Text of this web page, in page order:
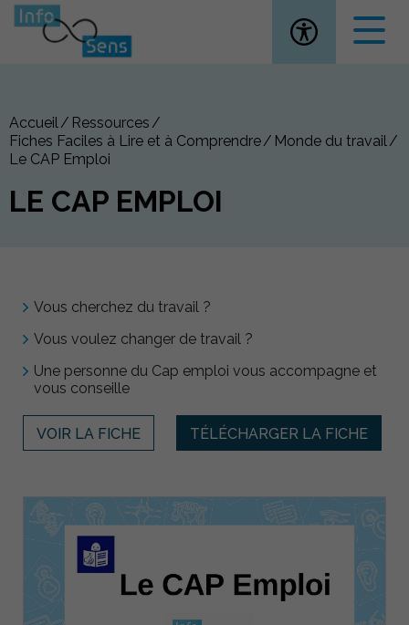
Ouvrir la
Accueil
Ressources
Fiches Faciles à Lire et à Comprendre
Monde du travail
Le CAP Emploi
LE CAP EMPLOI
Vous cherchez du travail ?
Vous voulez changer de travail ?
Une personne du Cap emploi vous accompagne et
vous conseille
VOIR LA FICHE TÉLÉCHARGER LA FICHE